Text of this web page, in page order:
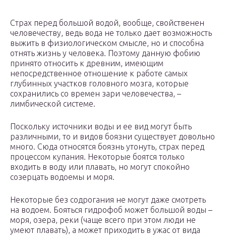
Страх перед большой водой, вообще, свойственен
человечеству, ведь вода не только дает возможность
выжить в физиологическом смысле, но и способна
отнять жизнь у человека. Поэтому данную фобию
принято относить к древним, имеющим
непосредственное отношение к работе самых
глубинных участков головного мозга, которые
сохранились со времен зари человечества, –
лимбической системе.
Поскольку источники воды и ее вид могут быть
различными, то и видов боязни существует довольно
много. Сюда относятся боязнь утонуть, страх перед
процессом купания. Некоторые боятся только
входить в воду или плавать, но могут спокойно
созерцать водоемы и моря.
Некоторые без содрогания не могут даже смотреть
на водоем. Бояться гидрофоб может большой воды –
моря, озера, реки (чаще всего при этом люди не
умеют плавать), а может приходить в ужас от вида